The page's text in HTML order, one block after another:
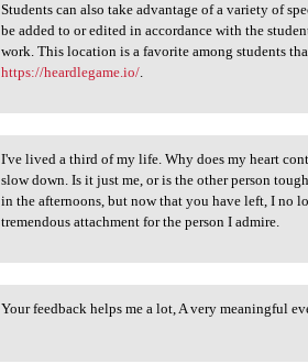
Students can also take
Students can also take advantage of a variety of
be added to or edited in accordance with the
work. This location is a favorite among students
https://heardlegame.io/.
I've lived a third of my life
I've lived a third of my life. Why does my heart
slow down. Is it just me, or is the other person
in the afternoons, but now that you have left, I no
tremendous attachment for the person I admire.
Your feedback helps me a lot,
Your feedback helps me a lot, A very meaningful